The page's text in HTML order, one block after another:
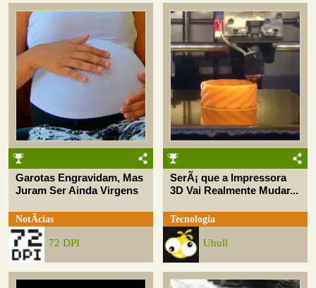
Garotas Engravidam, Mas
Juram Ser Ainda Virgens
NotÃ­cias
72 DPI
SerÃ¡ que a Impressora
3D Vai Realmente Mudar...
Tecnologia
Uhull